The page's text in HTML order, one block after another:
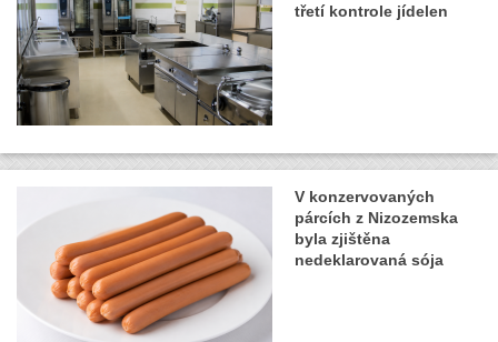
třetí kontrole jídelen
V konzervovaných
párcích z Nizozemska
byla zjištěna
nedeklarovaná sója